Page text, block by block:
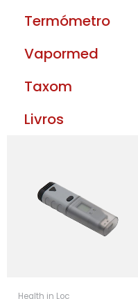
Termómetro
Vapormed
Taxom
Livros
Health in Loc